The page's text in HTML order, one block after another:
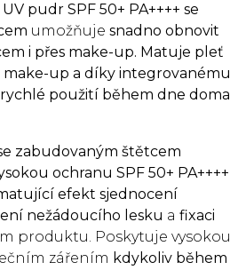
pudr SPF 50+ PA++++ se
umožňuje snadno obnovit
i přes make-up. Matuje pleť
up a díky integrovanému
použití během dne doma
zabudovaným štětcem
ochranu SPF 50+ PA++++
í efekt sjednocení
nežádoucího lesku a fixaci
produktu. Poskytuje vysokou
zářením kdykoliv během